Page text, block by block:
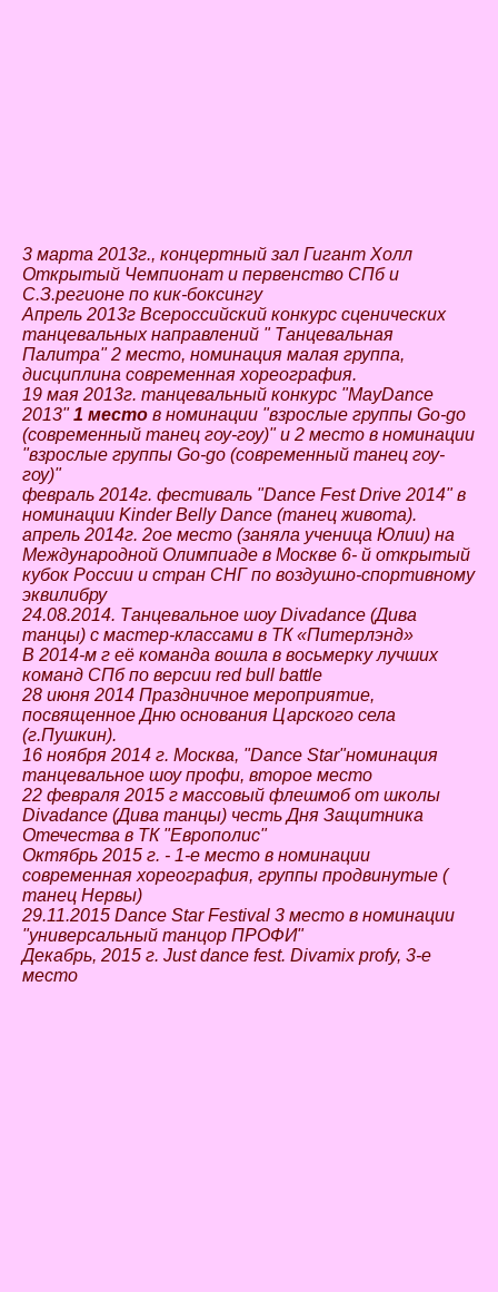
3 марта 2013г., концертный зал Гигант Холл
Открытый Чемпионат и первенство СПб и
С.З.регионе по кик-боксингу
Апрель 2013г Всероссийский конкурс сценических
танцевальных направлений " Танцевальная
Палитра" 2 место, номинация малая группа,
дисциплина современная хореография.
19 мая 2013г. танцевальный конкурс "MayDance
2013"1 место в номинации "взрослые группы Go-go
(современный танец гоу-гоу)" и 2 место в номинации
"взрослые группы Go-go (современный танец гоу-
гоу)"
февраль 2014г. фестиваль "Dance Fest Drive 2014" в
номинации Kinder Belly Dance (танец живота).
апрель 2014г. 2ое место (заняла ученица Юлии) на
Международной Олимпиаде в Москве 6- й открытый
кубок России и стран СНГ по воздушно-спортивному
эквилибру
24.08.2014. Танцевальное шоу Divadance (Дива
танцы) с мастер-классами в ТК «Питерлэнд»
В 2014-м г её команда вошла в восьмерку лучших
команд СПб по версии red bull battle
28 июня 2014 Праздничное мероприятие,
посвященное Дню основания Царского села
(г.Пушкин).
16 ноября 2014 г. Москва, "Dance Star"номинация
танцевальное шоу профи, второе место
22 февраля 2015 г массовый флешмоб от школы
Divadance (Дива танцы) честь Дня Защитника
Отечества в ТК "Европолис"
Октябрь 2015 г. - 1-е место в номинации
современная хореография, группы продвинутые (
танец Нервы)
29.11.2015 Dance Star Festival 3 место в номинации
"универсальный танцор ПРОФИ"
Декабрь, 2015 г. Just dance fest. Divamix profy, 3-e
место